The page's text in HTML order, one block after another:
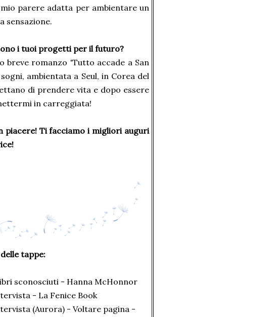
parere adatta per ambientare un
sensazione.
i tuoi progetti per il futuro?
breve romanzo 'Tutto accade a San
ambientata a Seul, in Corea del
di prendere vita e dopo essere
in carreggiata!
piacere! Ti facciamo i migliori auguri
tappe:
sconosciuti - Hanna McHonnor
- La Fenice Book
(Aurora) - Voltare pagina -